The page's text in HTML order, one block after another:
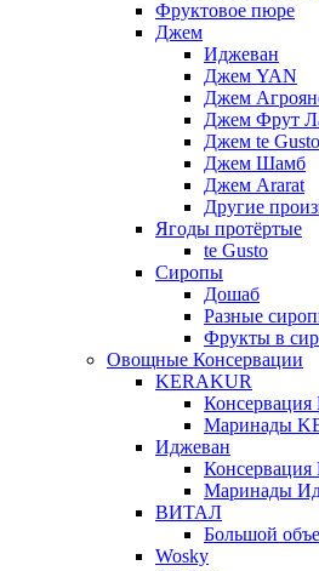
Фруктовое пюре
Джем
Иджеван
Джем YAN
Джем
Джем Фрут
Джем te Gusto
Джем Шамб
Джем Ararat
Другие
Ягоды протёртые
te Gusto
Сиропы
Дошаб
Разные
Фрукты в
Овощные Консервации
KERAKUR
Маринады
Иджеван
Маринады
ВИТАЛ
Большой
Wosky